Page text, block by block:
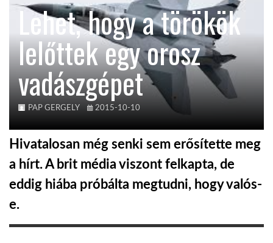
AFRIKA TUDÁSTÁR
A NAP SZÉPE
LINKTR.EE
GLOBOZSARU
DOBRAVERO.HU
Lehet, hogy a törökök
lelőttek egy orosz
vadászgépet
PAP GERGELY 2015-10-10
Hivatalosan még senki sem erősítette meg
a hírt. A brit média viszont felkapta, de
eddig hiába próbálta megtudni, hogy valós-
e.